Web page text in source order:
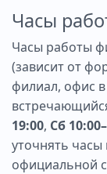
Часы
Часы работы
(зависит от
филиал, офис
19:00, Сб
уточнять часы
официальной